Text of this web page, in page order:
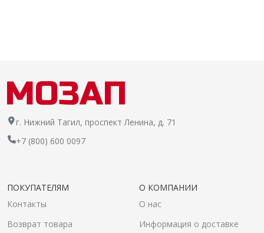
г. Нижний Тагил, проспект Ленина, д. 71
+7 (800) 600 0097
ПОКУПАТЕЛЯМ
Контакты
Возврат товара
О КОМПАНИИ
О нас
Информация о доставке